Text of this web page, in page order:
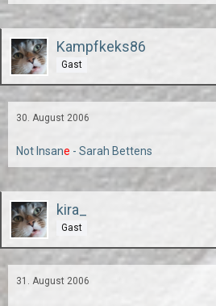
Kampfkeks86
Gast
30. August 2006
Not Insane - Sarah Bettens
kira_
Gast
31. August 2006